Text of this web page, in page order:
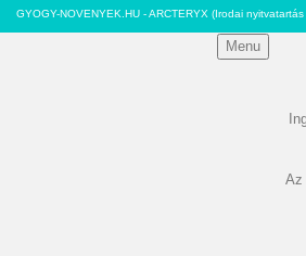
GYOGY-NOVENYEK.HU - ARCTERYX (Irodai
Menu
Az